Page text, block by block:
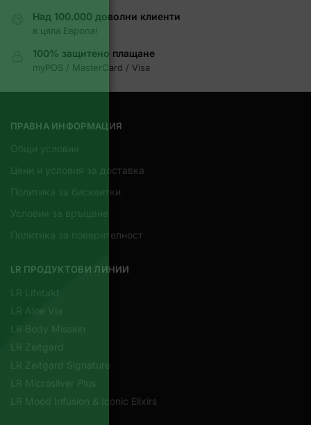
Над 100.000 доволни клиенти
в цяла Европа!
100% защитено плащане
myPOS / MasterCard / Visa
ПРАВНА ИНФОРМАЦИЯ
Цени и условия за доставка
Политика за бисквитки
Политика за поверителност
LR ПРОДУКТОВИ ЛИНИИ
LR Lifetakt
LR Aloe Via
LR Body Mission
LR Zeitgard Signature
LR Mood Infusion & Iconic Elixirs